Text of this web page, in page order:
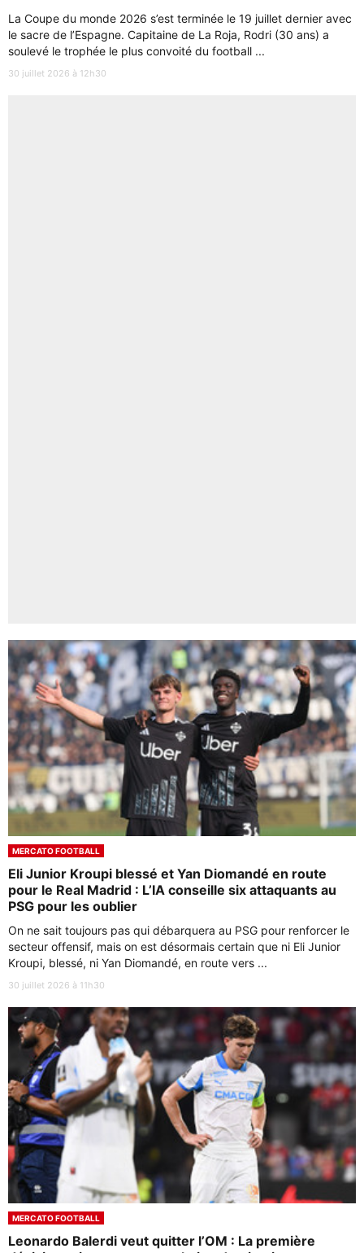
La Coupe du monde 2026 s’est terminée le 19 juillet dernier avec
le sacre de l’Espagne. Capitaine de La Roja, Rodri (30 ans) a
soulevé le trophée le plus convoité du football ...
30 juillet 2026 à 12h30
MERCATO FOOTBALL
Eli Junior Kroupi blessé et Yan Diomandé en route
pour le Real Madrid : L’IA conseille six attaquants au
PSG pour les oublier
On ne sait toujours pas qui débarquera au PSG pour renforcer le
secteur offensif, mais on est désormais certain que ni Eli Junior
Kroupi, blessé, ni Yan Diomandé, en route vers ...
30 juillet 2026 à 11h30
MERCATO FOOTBALL
Leonardo Balerdi veut quitter l’OM : La première